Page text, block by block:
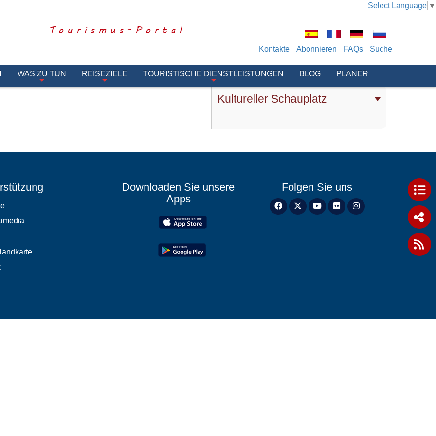
Select Language ▼
Tourismus-Portal
Kontakte Abonnieren FAQs Suche
WAS ZU TUN REISEZIELE TOURISTISCHE DIENSTLEISTUNGEN BLOG PLANER
Kultureller Schauplatz
Downloaden Sie unsere
Apps
Folgen Sie uns